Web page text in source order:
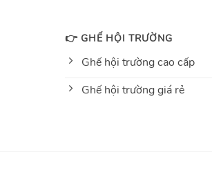
👉 GHẾ HỘI TRƯỜNG
Ghế hội trường cao cấp
Ghế hội trường giá rẻ